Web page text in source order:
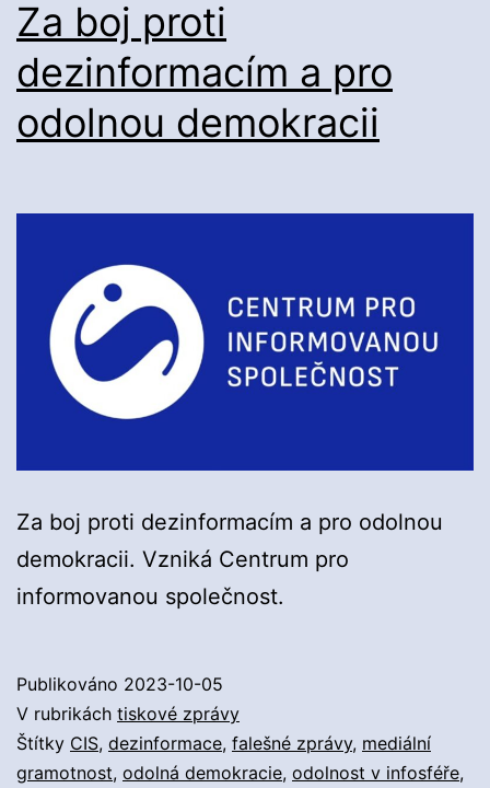
Za boj proti
dezinformacím a pro
odolnou demokracii
Za boj proti dezinformacím a pro odolnou
demokracii. Vzniká Centrum pro
informovanou společnost.
Publikováno 2023-10-05
V rubrikách tiskové zprávy
Štítky CIS, dezinformace, falešné zprávy, mediální
gramotnost, odolná demokracie, odolnost v infosféře,